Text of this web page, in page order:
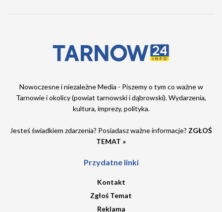
Nowoczesne i niezależne Media - Piszemy o tym co ważne w
Tarnowie i okolicy (powiat tarnowski i dąbrowski). Wydarzenia,
kultura, imprezy, polityka.
Jesteś świadkiem zdarzenia? Posiadasz ważne informacje? ZGŁOŚ
TEMAT »
Przydatne linki
Kontakt
Zgłoś Temat
Reklama